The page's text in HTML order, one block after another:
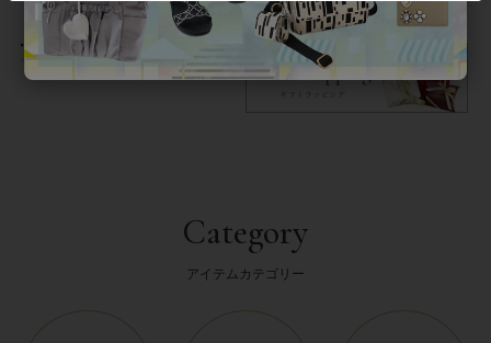
返品について
Category
アイテムカテゴリー